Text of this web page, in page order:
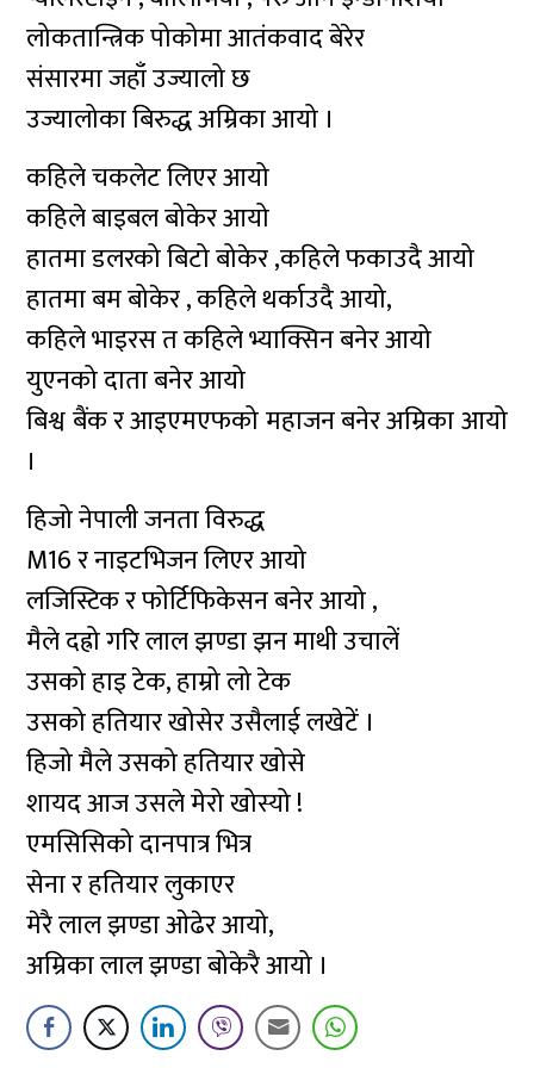
लोकतान्त्रिक पोकोमा आतंकवाद बेरेर
संसारमा जहाँ उज्यालो छ
उज्यालोका बिरुद्ध अम्रिका आयो ।
कहिले चकलेट लिएर आयो
कहिले बाइबल बोकेर आयो
हातमा डलरको बिटो बोकेर ,कहिले फकाउदै आयो
हातमा बम बोकेर , कहिले थर्काउदै आयो,
कहिले भाइरस त कहिले भ्याक्सिन बनेर आयो
युएनको दाता बनेर आयो
बिश्व बैंक र आइएमएफको महाजन बनेर अम्रिका आयो
।
हिजो नेपाली जनता विरुद्ध
M16 र नाइटभिजन लिएर आयो
लजिस्टिक र फोर्टिफिकेसन बनेर आयो ,
मैले दह्रो गरि लाल झण्डा झन माथी उचालें
उसको हाइ टेक, हाम्रो लो टेक
उसको हतियार खोसेर उसैलाई लखेटें ।
हिजो मैले उसको हतियार खोसे
शायद आज उसले मेरो खोस्यो !
एमसिसिको दानपात्र भित्र
सेना र हतियार लुकाएर
मेरै लाल झण्डा ओढेर आयो,
अम्रिका लाल झण्डा बोकेरै आयो ।